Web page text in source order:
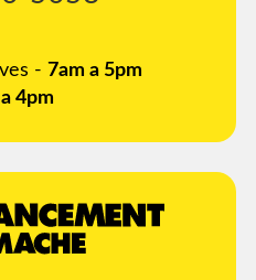
- 7am a 5pm
4pm